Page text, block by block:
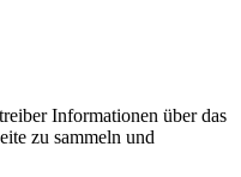
Informationen über das
zu sammeln und